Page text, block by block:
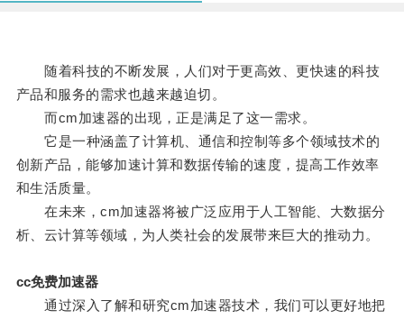
随着科技的不断发展，人们对于更高效、更快速的科技
产品和服务的需求也越来越迫切。
而cm加速器的出现，正是满足了这一需求。
它是一种涵盖了计算机、通信和控制等多个领域技术的
创新产品，能够加速计算和数据传输的速度，提高工作效率
和生活质量。
在未来，cm加速器将被广泛应用于人工智能、大数据分
析、云计算等领域，为人类社会的发展带来巨大的推动力。
cc免费加速器
通过深入了解和研究cm加速器技术，我们可以更好地把